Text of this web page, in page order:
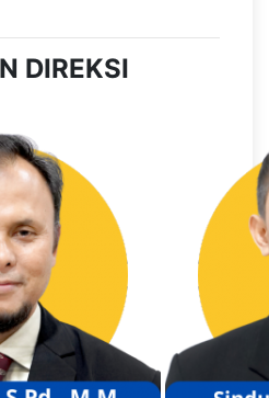
DIREKSI